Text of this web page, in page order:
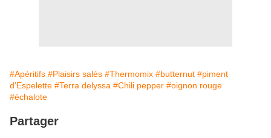
#Apéritifs #Plaisirs salés #Thermomix #butternut #piment
d'Espelette #Terra delyssa #Chili pepper #oignon rouge
#échalote
Partager